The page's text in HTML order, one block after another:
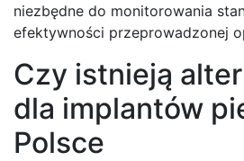
niezbędne do monitorowania
efektywności przeprowadzonej
Czy istnieją
dla implantów
Polsce